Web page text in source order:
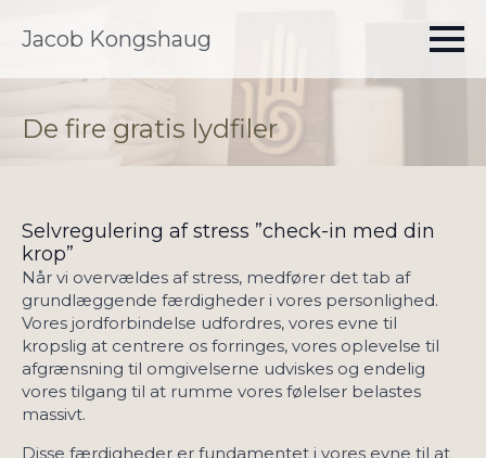
Jacob Kongshaug
De fire gratis lydfiler
Selvregulering af stress ”check-in med din
krop”
Når vi overvældes af stress, medfører det tab af
grundlæggende færdigheder i vores personlighed.
Vores jordforbindelse udfordres, vores evne til
kropslig at centrere os forringes, vores oplevelse til
afgrænsning til omgivelserne udviskes og endelig
vores tilgang til at rumme vores følelser belastes
massivt.
Disse færdigheder er fundamentet i vores evne til at